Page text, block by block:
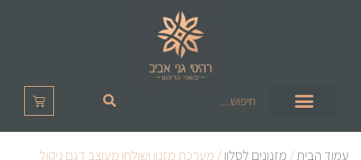
עמוד הבית/ מזנונים לסלון/ מערכת מזנון ושולחן מעוצב דגם ניקול